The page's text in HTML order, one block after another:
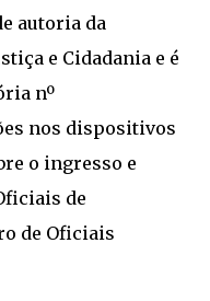
autoria da
e Cidadania e é
nº
nos dispositivos
o ingresso e
de
de Oficiais